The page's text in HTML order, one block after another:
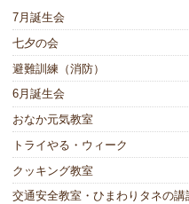
7月誕生会
七夕の会
避難訓練（消防）
6月誕生会
おなか元気教室
トライやる・ウィーク
クッキング教室
交通安全教室・ひまわりタネの講